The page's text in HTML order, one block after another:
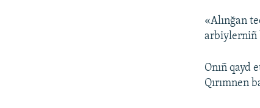
«Alınğan
arbiylerniñ
Onıñ qayd
Qırımnen